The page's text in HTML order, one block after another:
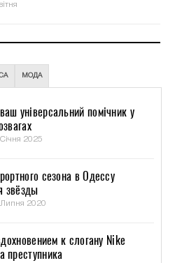
МОДА
універсальний помічник у
2025
сезона в Одессу
звёзды
2020
к слогану Nike
преступника